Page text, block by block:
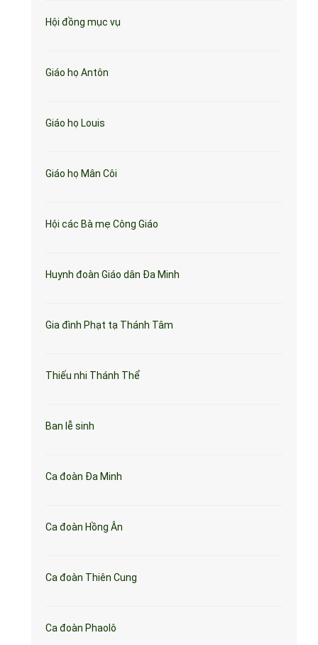
Hội đồng mục vụ
Giáo họ Antôn
Giáo họ Louis
Giáo họ Mân Côi
Hội các Bà mẹ Công Giáo
Huynh đoàn Giáo dân Đa Minh
Gia đình Phạt tạ Thánh Tâm
Thiếu nhi Thánh Thể
Ban lễ sinh
Ca đoàn Đa Minh
Ca đoàn Hồng Ân
Ca đoàn Thiên Cung
Ca đoàn Phaolô